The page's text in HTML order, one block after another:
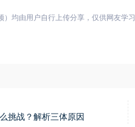
）均由用户自行上传分享，仅供网友
挑战？解析三体原因